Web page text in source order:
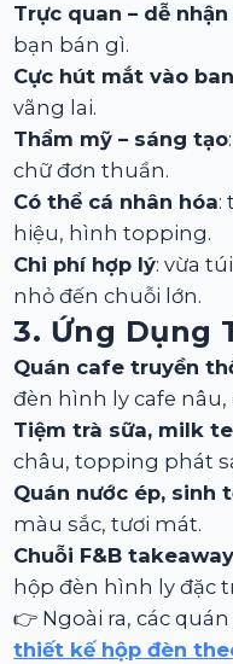
Trực quan – dễ
bạn bán gì.
Cực hút mắt vào
vãng lai.
Thẩm mỹ – sáng tạo
chữ đơn thuần.
Có thể cá nhân hóa:
hiệu, hình topping.
Chi phí hợp lý: vừa
nhỏ đến chuỗi lớn.
3. Ứng Dụng
Quán cafe truyền
đèn hình ly cafe
Tiệm trà sữa, milk
châu, topping phát
Quán nước ép, sinh
màu sắc, tươi mát.
Chuỗi F&B takeaway
hộp đèn hình ly đặc
👉 Ngoài ra, các
thiết kế hộp đèn